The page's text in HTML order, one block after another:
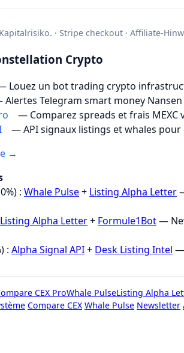
· Stripe checkout · Affiliate-
Crypto
Louez un bot trading crypto
Telegram smart money Nansen
— Comparez spreads et frais MEXC
— API signaux listings et whales pour
→
: Whale Pulse+ Listing Alpha Letter
Listing Alpha Letter+ Formule1Bot—
: Alpha Signal API+ Desk Listing Intel —
CEX ProWhale PulseListing Alpha
Compare CEX Whale Pulse Newsletter